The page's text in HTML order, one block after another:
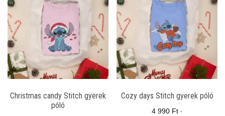
Christmas candy Stitch gyerek
póló
Cozy days Stitch gyerek póló
4 990 Ft -